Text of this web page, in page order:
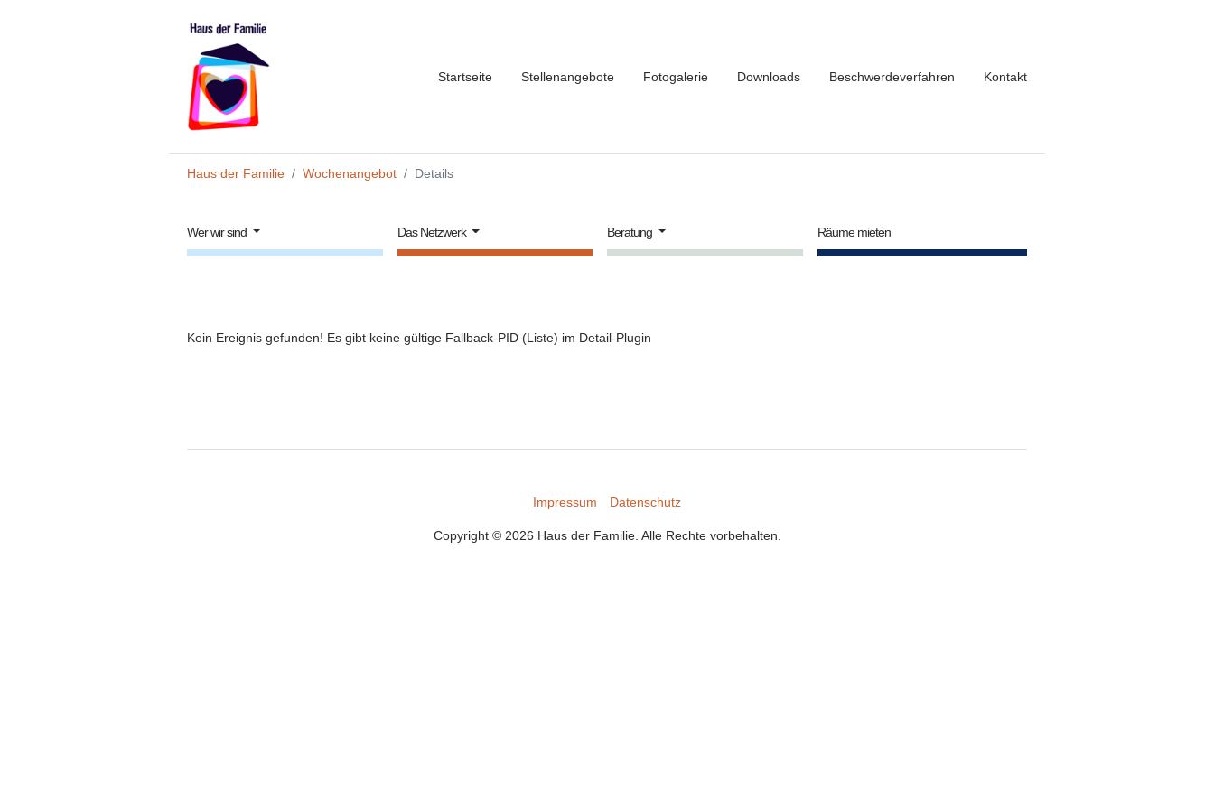
Startseite Stellenangebote Fotogalerie Downloads Beschwerdeverfahren Kontakt
Haus der Familie
Wochenangebot Details
Wer wir sind Das Netzwerk Beratung Räume mieten
Kein Ereignis gefunden! Es gibt keine gültige Fallback-PID (Liste) im Detail-Plugin
Impressum Datenschutz
Copyright © 2026 Haus der Familie. Alle Rechte vorbehalten.